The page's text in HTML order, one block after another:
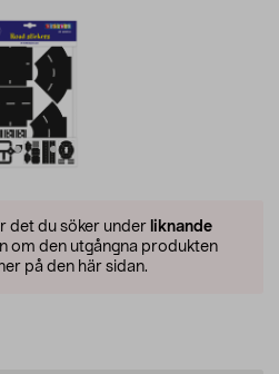
det du söker under liknande
om den utgångna produkten
på den här sidan.